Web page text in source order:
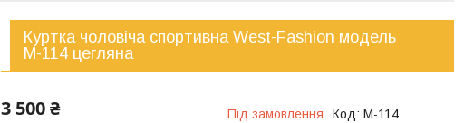
Куртка чоловіча спортивна West-Fashion модель
М-114 цегляна
3 500 ₴ Під замовлення Код: М-114